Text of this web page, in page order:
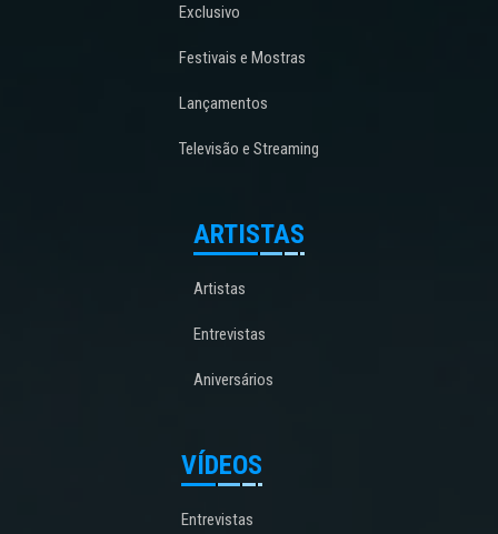
Exclusivo
Festivais e Mostras
Lançamentos
Televisão e Streaming
ARTISTAS
Artistas
Entrevistas
Aniversários
VÍDEOS
Entrevistas